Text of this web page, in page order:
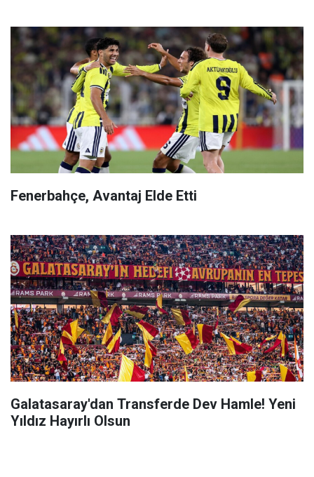
Fenerbahçe, Avantaj Elde Etti
Galatasaray'dan Transferde Dev Hamle! Yeni
Yıldız Hayırlı Olsun